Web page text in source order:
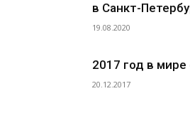
в Санкт-
19.08.2020
2017 год в
20.12.2017